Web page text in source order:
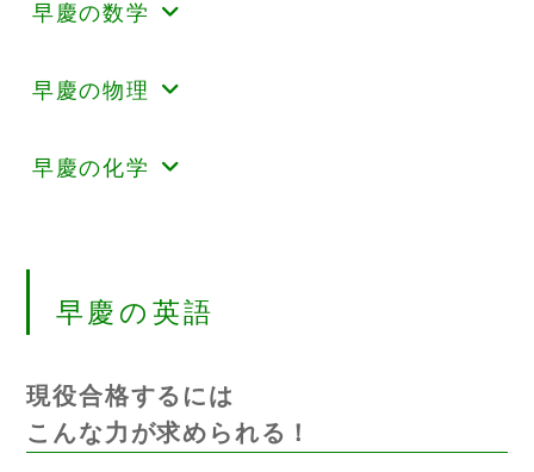
早慶の数学
早慶の物理
早慶の化学
早慶の英語
現役合格するには
こんな力が求められる！